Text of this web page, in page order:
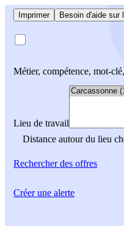
Imprimer Besoin d'aide sur
Métier, compétence, mot-
Lieu de travail
Distance autour du lieu
Rechercherdes offres
Créer une alerte